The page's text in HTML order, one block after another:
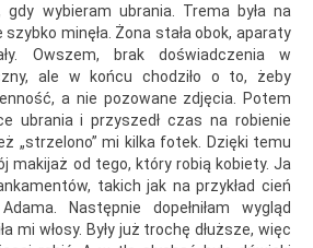
wybieram ubrania. Trema była na
minęła. Żona stała obok, aparaty
Owszem, brak doświadczenia w
ale w końcu chodziło o to, żeby
a nie pozowane zdjęcia. Potem
ubrania i przyszedł czas na robienie
„strzelono” mi kilka fotek. Dzięki temu
makijaż od tego, który robią kobiety. Ja
takich jak na przykład cień
Następnie dopełniłam wygląd
mi włosy. Były już trochę dłuższe, więc